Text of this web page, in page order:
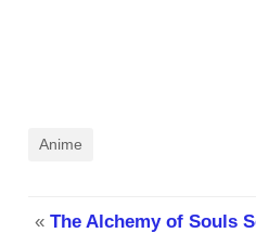
Anime
« The Alchemy of Souls